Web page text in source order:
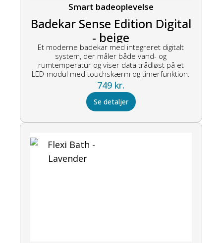
Smart badeoplevelse
Badekar Sense Edition Digital
- beige
Et moderne badekar med integreret digitalt
system, der måler både vand- og
rumtemperatur og viser data trådløst på et
LED-modul med touchskærm og timerfunktion.
749 kr.
Se detaljer